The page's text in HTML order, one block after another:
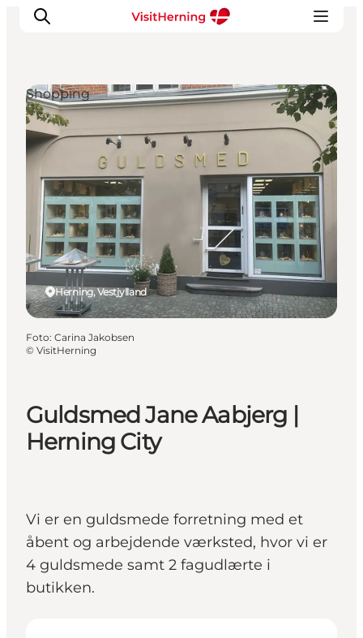
Det sker
Spis, drik og shop
Kunstlandet
Se og oplev
Find vej
Sov godt
Book overnatning
Guldsmed Jane Aabjerg |
Herning City
Vi er en guldsmede forretning med et
åbent og arbejdende værksted, hvor vi er
4 guldsmede samt 2 fagudlærte i
butikken.
Herning, Vestjylland
Shopping
Foto: Carina Jakobsen
© VisitHerning